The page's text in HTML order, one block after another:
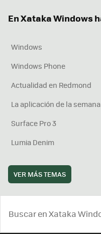
En Xataka Windows
Windows
Windows Phone
Actualidad en Redmond
La aplicación de la semana
Surface Pro 3
Lumia Denim
VER MÁS TEMAS